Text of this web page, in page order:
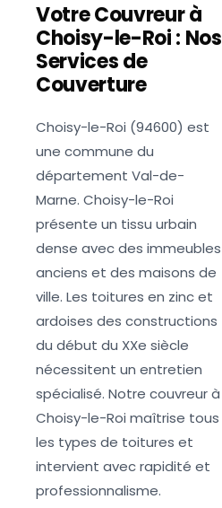
Votre Couvreur à
Choisy-le-Roi: Nos
Services de
Couverture
Choisy-le-Roi (94600) est
une commune du
département Val-de-
Marne. Choisy-le-Roi
présente un tissu urbain
dense avec des immeubles
anciens et des maisons de
ville. Les toitures en zinc et
ardoises des constructions
du début du XXe siècle
nécessitent un entretien
spécialisé. Notre couvreur à
Choisy-le-Roi maîtrise tous
les types de toitures et
intervient avec rapidité et
professionnalisme.